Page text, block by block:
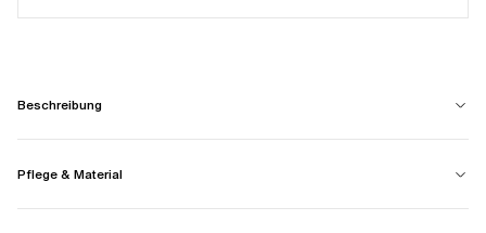
Beschreibung
Pflege & Material